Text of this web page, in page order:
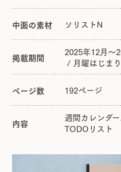
中面の素材 ソリストN
掲載期間
2025年12月〜
/ 月曜はじまり
ページ数 192ページ
内容
週間カレンダ
TODOリスト